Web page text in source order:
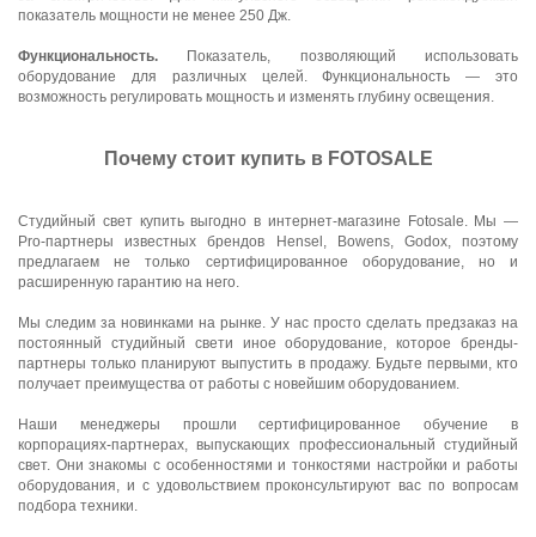
показатель мощности не менее 250 Дж.
Функциональность.
Показатель, позволяющий использовать
оборудование для различных целей. Функциональность — это
возможность регулировать мощность и изменять глубину освещения.
Почему стоит купить в FOTOSALE
Студийный свет купить выгодно в интернет-магазине Fotosale. Мы —
Pro-партнеры известных брендов Hensel, Bowens, Godox, поэтому
предлагаем не только сертифицированное оборудование, но и
расширенную гарантию на него.
Мы следим за новинками на рынке. У нас просто сделать предзаказ на
постоянный студийный свети иное оборудование, которое бренды-
партнеры только планируют выпустить в продажу. Будьте первыми, кто
получает преимущества от работы с новейшим оборудованием.
Наши менеджеры прошли сертифицированное обучение в
корпорациях-партнерах, выпускающих профессиональный студийный
свет. Они знакомы с особенностями и тонкостями настройки и работы
оборудования, и с удовольствием проконсультируют вас по вопросам
подбора техники.